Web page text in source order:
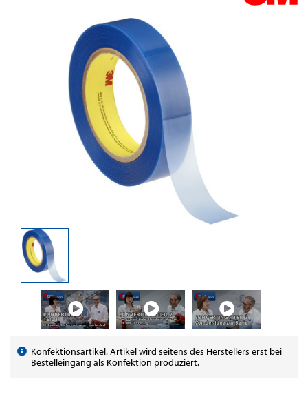
Konfektionsartikel. Artikel wird seitens des Herstellers erst bei
Bestelleingang als Konfektion produziert.